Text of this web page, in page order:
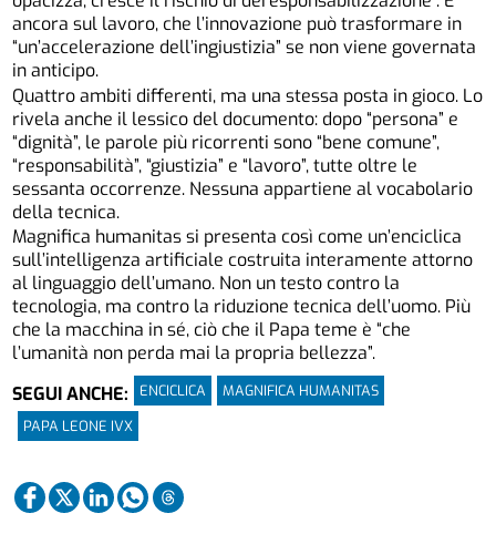
ancora sul lavoro, che l’innovazione può trasformare in
“un’accelerazione dell’ingiustizia” se non viene governata
in anticipo.
Quattro ambiti differenti, ma una stessa posta in gioco. Lo
rivela anche il lessico del documento: dopo “persona” e
“dignità”, le parole più ricorrenti sono “bene comune”,
“responsabilità”, “giustizia” e “lavoro”, tutte oltre le
sessanta occorrenze. Nessuna appartiene al vocabolario
della tecnica.
Magnifica humanitas si presenta così come un’enciclica
sull’intelligenza artificiale costruita interamente attorno
al linguaggio dell’umano. Non un testo contro la
tecnologia, ma contro la riduzione tecnica dell’uomo. Più
che la macchina in sé, ciò che il Papa teme è “che
l’umanità non perda mai la propria bellezza”.
SEGUI ANCHE:
ENCICLICA
MAGNIFICA HUMANITAS
PAPA LEONE IVX